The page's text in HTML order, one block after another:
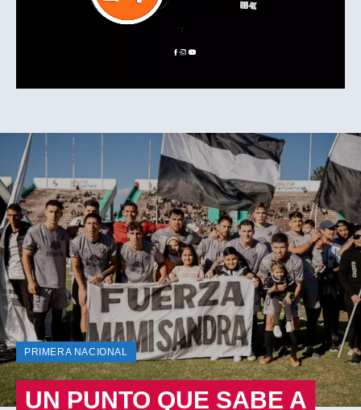
PRIMERA NACIONAL
UN PUNTO QUE SABE A